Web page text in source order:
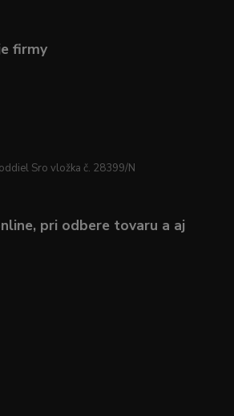
firmy
Sro vložka č. 28399/N
pri odbere tovaru a aj